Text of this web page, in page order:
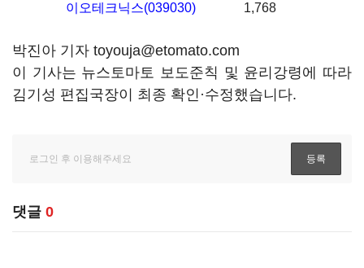
이오테크닉스(039030)
1,768
박진아 기자 toyouja@etomato.com
이 기사는 뉴스토마토 보도준칙 및 윤리강령에 따라
김기성 편집국장이 최종 확인·수정했습니다.
댓글 0